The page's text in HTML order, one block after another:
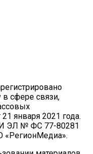
сфере связи,
января 2021 года.
ЭЛ № ФС 77-80281
«РегионМедиа».